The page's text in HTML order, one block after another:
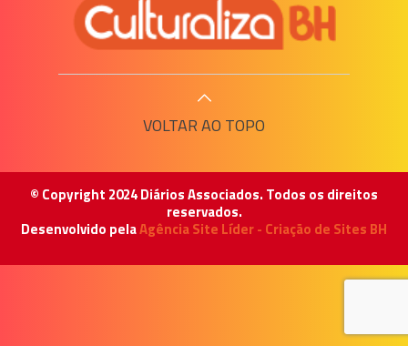
VOLTAR AO TOPO
© Copyright 2024 Diários Associados. Todos os direitos
reservados.
Desenvolvido pelaAgência Site Líder - Criação de Sites BH